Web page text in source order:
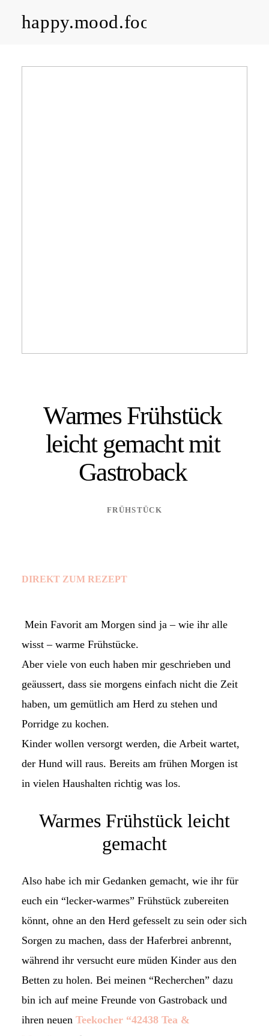
happy.mood.food
Warmes Frühstück
leicht gemacht mit
Gastroback
FRÜHSTÜCK
DIREKT ZUM REZEPT
Mein Favorit am Morgen sind ja – wie ihr alle
wisst – warme Frühstücke.
Aber viele von euch haben mir geschrieben und
geäussert, dass sie morgens einfach nicht die Zeit
haben, um gemütlich am Herd zu stehen und
Porridge zu kochen.
Kinder wollen versorgt werden, die Arbeit wartet,
der Hund will raus. Bereits am frühen Morgen ist
in vielen Haushalten richtig was los.
Warmes Frühstück leicht
gemacht
Also habe ich mir Gedanken gemacht, wie ihr für
euch ein “lecker-warmes” Frühstück zubereiten
könnt, ohne an den Herd gefesselt zu sein oder sich
Sorgen zu machen, dass der Haferbrei anbrennt,
während ihr versucht eure müden Kinder aus den
Betten zu holen. Bei meinen “Recherchen” dazu
bin ich auf meine Freunde von Gastroback und
ihren neuen Teekocher “42438 Tea &